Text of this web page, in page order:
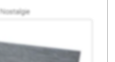
Nostalgie